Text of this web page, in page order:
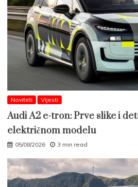
Noviteti Vijesti
Audi A2 e-tron: Prve slike i
električnom modelu
05/08/2026 3 min read